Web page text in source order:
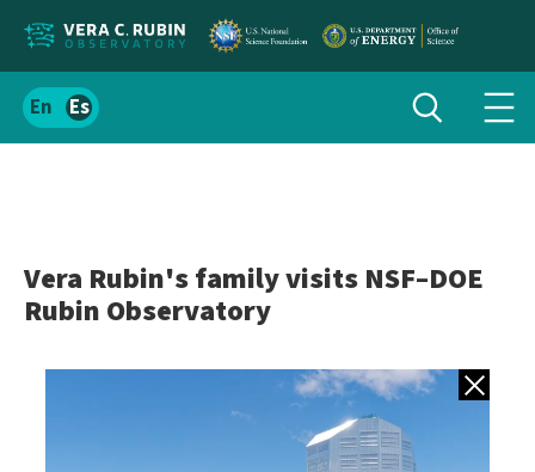
Localizar
el
Español
Alternar
búsqueda
Vera Rubin's family visits NSF–DOE
Rubin Observatory
Volver a